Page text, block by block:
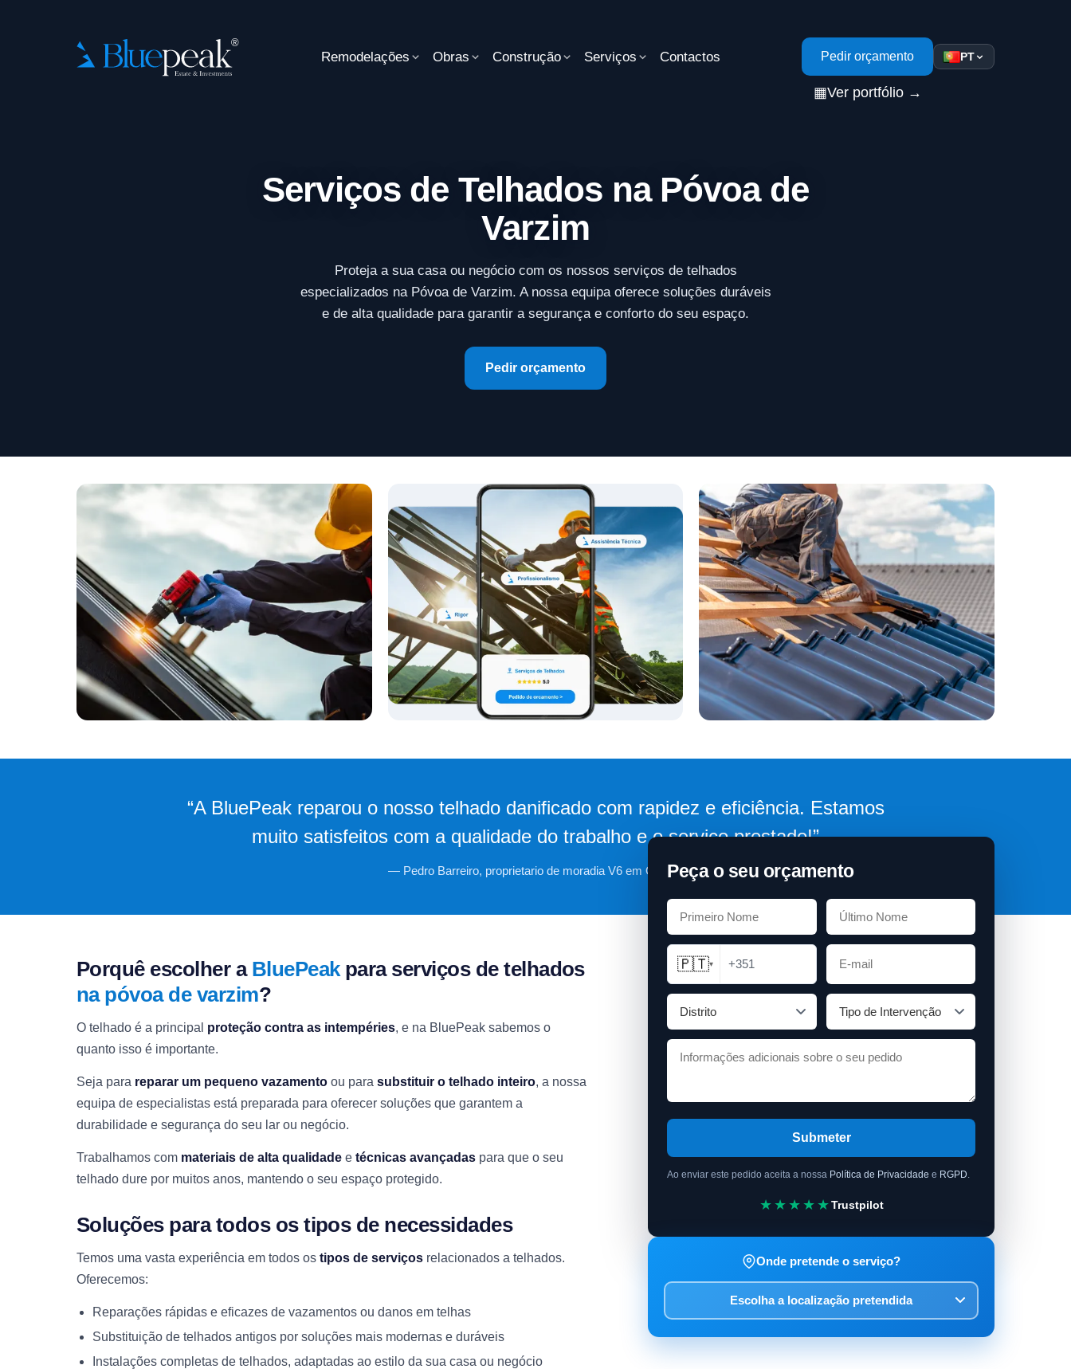
Remodelações Obras Construção Serviços Contactos Pedir orçamento
▦Ver portfólio →
PT
Serviços de Telhados na Póvoa de
Varzim
Proteja a sua casa ou negócio com os nossos serviços de telhados
especializados na Póvoa de Varzim. A nossa equipa oferece soluções duráveis
e de alta qualidade para garantir a segurança e conforto do seu espaço.
Pedir orçamento
“A BluePeak reparou o nosso telhado danificado com rapidez e eficiência. Estamos
muito satisfeitos com a qualidade do trabalho e o serviço prestado!”
— Pedro Barreiro, proprietario de moradia V6 em Oeiras.
Porquê escolher a BluePeakpara serviços de telhados
na póvoa de varzim?
O telhado é a principal proteção contra as intempéries, e na BluePeak sabemos o
quanto isso é importante.
Seja para reparar um pequeno vazamento ou para substituir o telhado inteiro, a nossa
equipa de especialistas está preparada para oferecer soluções que garantem a
durabilidade e segurança do seu lar ou negócio.
Trabalhamos com materiais de alta qualidade e técnicas avançadas para que o seu
telhado dure por muitos anos, mantendo o seu espaço protegido.
Soluções para todos os tipos de necessidades
Temos uma vasta experiência em todos os tipos de serviços relacionados a telhados.
Oferecemos:
Reparações rápidas e eficazes de vazamentos ou danos em telhas
Substituição de telhados antigos por soluções mais modernas e duráveis
Instalações completas de telhados, adaptadas ao estilo da sua casa ou negócio
Peça o seu orçamento
🇵🇹▾ +351
Submeter
Ao enviar este pedido aceita a nossa Política de Privacidade e RGPD
★★★★★Trustpilot
Onde pretende o serviço?